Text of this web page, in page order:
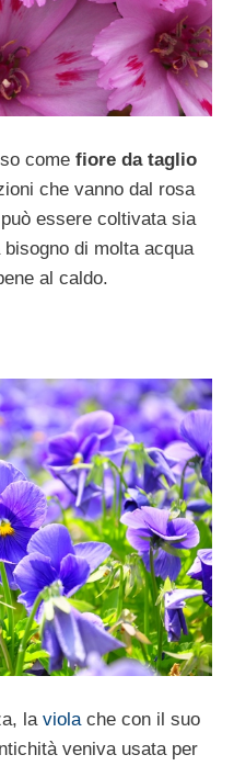
come fiore da taglio
che vanno dal rosa
essere coltivata sia
di molta acqua
al caldo.
la viola che con il suo
veniva usata per